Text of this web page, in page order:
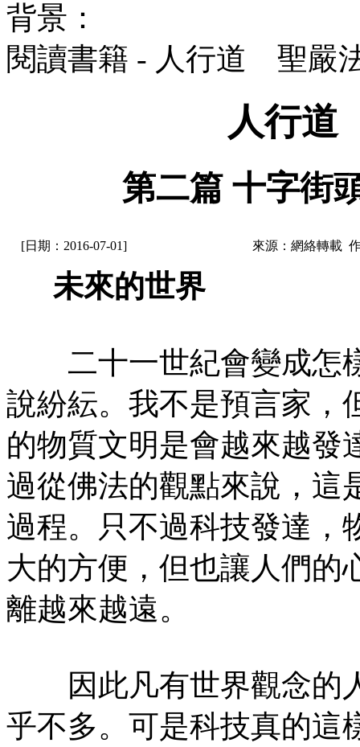
背景：
閱讀書籍 - 人行道 聖嚴
人行
第二篇 十字街
[日期：2016-07-01] 來源：網絡轉載
未來的世界
二十一世紀會變成怎
說紛紜。我不是預言家，
的物質文明是會越來越發
過從佛法的觀點來說，這
過程。只不過科技發達，
大的方便，但也讓人們的
離越來越遠。
因此凡有世界觀念的
乎不多。可是科技真的這